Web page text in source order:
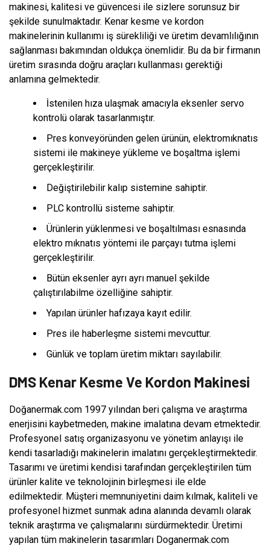
makinesi, kalitesi ve güvencesi ile sizlere sorunsuz bir
şekilde sunulmaktadır. Kenar kesme ve kordon
makinelerinin kullanımı iş sürekliliği ve üretim devamlılığının
sağlanması bakımından oldukça önemlidir. Bu da bir firmanın
üretim sırasında doğru araçları kullanması gerektiği
anlamına gelmektedir.
İstenilen hıza ulaşmak amacıyla eksenler servo
kontrolü olarak tasarlanmıştır.
Pres konveyöründen gelen ürünün, elektromıknatıs
sistemi ile makineye yükleme ve boşaltma işlemi
gerçekleştirilir.
Değiştirilebilir kalıp sistemine sahiptir.
PLC kontrollü sisteme sahiptir.
Ürünlerin yüklenmesi ve boşaltılması esnasında
elektro mıknatıs yöntemi ile parçayı tutma işlemi
gerçekleştirilir.
Bütün eksenler ayrı ayrı manuel şekilde
çalıştırılabilme özelliğine sahiptir.
Yapılan ürünler hafızaya kayıt edilir.
Pres ile haberleşme sistemi mevcuttur.
Günlük ve toplam üretim miktarı sayılabilir.
DMS Kenar Kesme Ve Kordon Makinesi
Doğanermak.com 1997 yılından beri çalışma ve araştırma
enerjisini kaybetmeden, makine imalatına devam etmektedir.
Profesyonel satış organizasyonu ve yönetim anlayışı ile
kendi tasarladığı makinelerin imalatını gerçekleştirmektedir.
Tasarımı ve üretimi kendisi tarafından gerçekleştirilen tüm
ürünler kalite ve teknolojinin birleşmesi ile elde
edilmektedir. Müşteri memnuniyetini daim kılmak, kaliteli ve
profesyonel hizmet sunmak adına alanında devamlı olarak
teknik araştırma ve çalışmalarını sürdürmektedir. Üretimi
yapılan tüm makinelerin tasarımları Doganermak.com